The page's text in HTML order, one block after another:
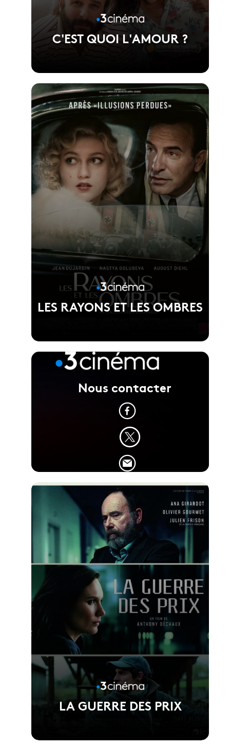
C'EST QUOI L'AMOUR ?
Réalisé par Fabien Gorgeart
LES RAYONS ET LES OMBRES
Réalisé par Xavier Giannoli
Voir la fiche du film
Nous contacter
LA GUERRE DES PRIX